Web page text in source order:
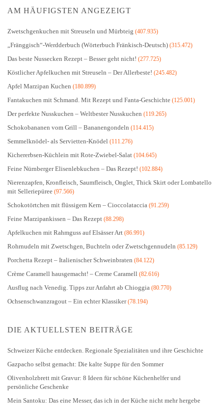
AM HÄUFIGSTEN ANGEZEIGT
Zwetschgenkuchen mit Streuseln und Mürbteig (407.935)
„Fränggisch“-Werdderbuch (Wörterbuch Fränkisch-Deutsch) (315.472)
Das beste Nussecken Rezept – Besser geht nicht! (277.725)
Köstlicher Apfelkuchen mit Streuseln – Der Allerbeste! (245.482)
Apfel Marzipan Kuchen (180.899)
Fantakuchen mit Schmand. Mit Rezept und Fanta-Geschichte (125.001)
Der perfekte Nusskuchen – Weltbester Nusskuchen (119.265)
Schokobananen vom Grill – Bananengondeln (114.415)
Semmelknödel- als Servietten-Knödel (111.276)
Kichererbsen-Küchlein mit Rote-Zwiebel-Salat (104.645)
Feine Nürnberger Elisenlebkuchen – Das Rezept! (102.884)
Nierenzapfen, Kronfleisch, Saumfleisch, Onglet, Thick Skirt oder Lombatello
mit Selleriepüree (97.566)
Schokotörtchen mit flüssigem Kern – Cioccolataccia (91.259)
Feine Marzipankissen – Das Rezept (88.298)
Apfelkuchen mit Rahmguss auf Elsässer Art (86.991)
Rohrnudeln mit Zwetschgen, Buchteln oder Zwetschgennudeln (85.129)
Porchetta Rezept – Italienischer Schweinbraten (84.122)
Crème Caramell hausgemacht! – Creme Caramell (82.616)
Ausflug nach Venedig. Tipps zur Anfahrt ab Chioggia (80.770)
Ochsenschwanzragout – Ein echter Klassiker(78.194)
DIE AKTUELLSTEN BEITRÄGE
Schweizer Küche entdecken. Regionale Spezialitäten und ihre Geschichte
Gazpacho selbst gemacht: Die kalte Suppe für den Sommer
Olivenholzbrett mit Gravur: 8 Ideen für schöne Küchenhelfer und
persönliche Geschenke
Mein Santoku: Das eine Messer, das ich in der Küche nicht mehr hergebe